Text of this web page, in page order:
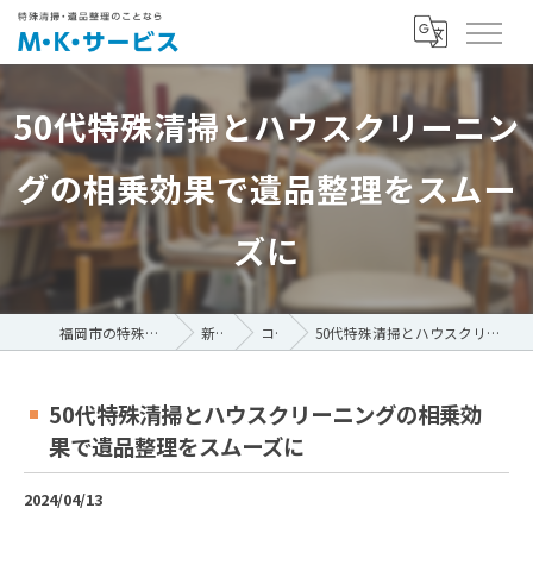
50代特殊清掃とハウスクリーニン
グの相乗効果で遺品整理をスムー
ズに
福岡市の特殊清掃ならM・K・サービス 新着情報 コラム 50代特殊清掃とハウスクリーニングの相乗効果で遺品整理をスムーズに
50代特殊清掃とハウスクリーニングの相乗効
果で遺品整理をスムーズに
2024/04/13